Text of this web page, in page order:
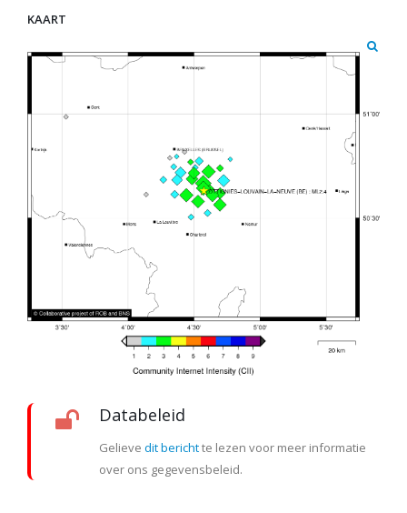
KAART
Databeleid
Gelieve dit berichtte lezen voor meer informatie
over ons gegevensbeleid.